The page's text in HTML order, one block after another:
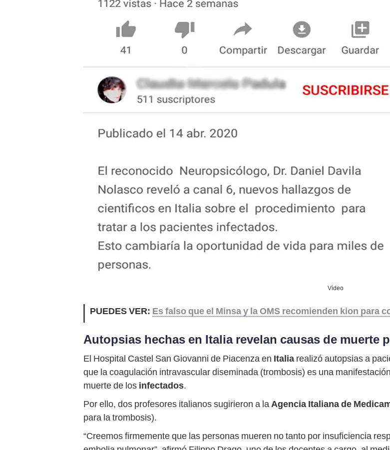
Video
PUEDES VER: Es falso que el Minsa y la OMS recomienden kion para
Autopsias hechas en Italia revelan causas de muerte
El Hospital Castel San Giovanni de Piacenza en Italia realizó autopsias a
que la coagulación intravascular diseminada (trombosis) es una
muerte de los infectados.
Por ello, dos profesores italianos sugirieron a la Agencia Italiana de
para la trombosis).
“Creemos firmemente que las personas mueren no tanto por insuficiencia